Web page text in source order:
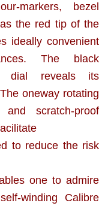
markers, bezel
the red tip of the
ideally convenient
The black
dial reveals its
oneway rotating
scratch-proof
to reduce the risk
one to admire
winding Calibre